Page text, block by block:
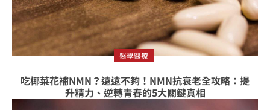
醫學醫療
吃椰菜花補NMN？遠遠不夠！NMN抗衰老全攻略：提
升精力、逆轉青春的5大關鍵真相